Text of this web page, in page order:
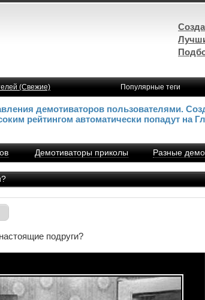
(Свежие) Популярные теги
демотиваторов пользователями.
рейтингом автоматически попадут на
Демотиваторы приколы Разные
подруги?